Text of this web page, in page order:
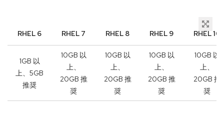
RHEL 6 RHEL 7 RHEL 8 RHEL 9 RHEL 10
1GB 以
上、5GB
推奨
10GB 以
上、
20GB 推
奨
10GB 以
上、
20GB 推
奨
10GB 以
上、
20GB 推
奨
10GB 以
上、
20GB 推
奨